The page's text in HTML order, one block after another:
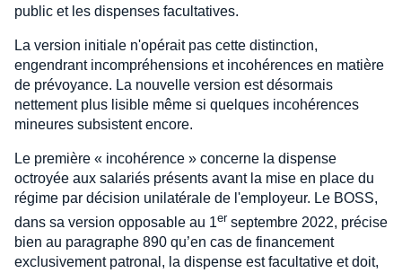
public et les dispenses facultatives.
La version initiale n'opérait pas cette distinction,
engendrant incompréhensions et incohérences en matière
de prévoyance. La nouvelle version est désormais
nettement plus lisible même si quelques incohérences
mineures subsistent encore.
Le première « incohérence » concerne la dispense
octroyée aux salariés présents avant la mise en place du
régime par décision unilatérale de l'employeur. Le BOSS,
dans sa version opposable au 1er septembre 2022, précise
bien au paragraphe 890 qu’en cas de financement
exclusivement patronal, la dispense est facultative et doit,